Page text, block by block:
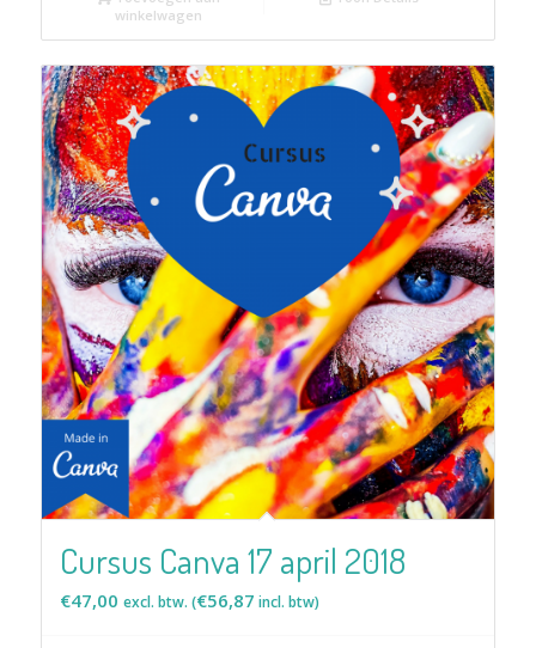
winkelwagen
Cursus Canva 17 april 2018
€47,00 excl. btw. (€56,87 incl. btw)